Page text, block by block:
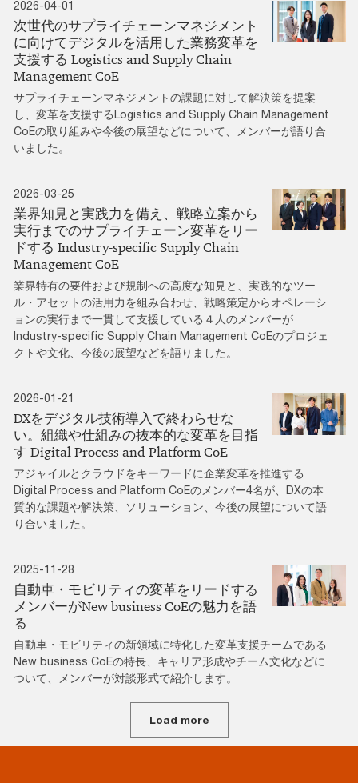
2026-04-01
次世代のサプライチェーンマネジメント
に向けてデジタルを活用した業務変革を
支援する Logistics and Supply Chain
Management CoE
サプライチェーンマネジメントの課題に対して解決策を提案
し、変革を支援するLogistics and Supply Chain Management
CoEの取り組みや今後の展望などについて、メンバーが語り合
いました。
2026-03-25
業界知見と実践力を備え、戦略立案から
実行までのサプライチェーン変革をリー
ドする Industry-specific Supply Chain
Management CoE
業界特有の要件および規制への高度な知見と、実践的なツー
ル・アセットの活用力を組み合わせ、戦略策定からオペレーシ
ョンの実行まで一貫して支援している４人のメンバーが
Industry-specific Supply Chain Management CoEのプロジェ
クトや文化、今後の展望などを語りました。
2026-01-21
DXをデジタル技術導入で終わらせな
い。組織や仕組みの抜本的な変革を目指
す Digital Process and Platform CoE
アジャイルとクラウドをキーワードに企業変革を推進する
Digital Process and Platform CoEのメンバー4名が、DXの本
質的な課題や解決策、ソリューション、今後の展望について語
り合いました。
2025-11-28
自動車・モビリティの変革をリードする
メンバーがNew business CoEの魅力を語
る
自動車・モビリティの新領域に特化した変革支援チームである
New business CoEの特長、キャリア形成やチーム文化などに
ついて、メンバーが対談形式で紹介します。
Load more